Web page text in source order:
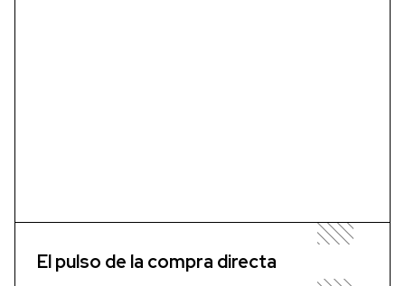
El pulso de la compra directa